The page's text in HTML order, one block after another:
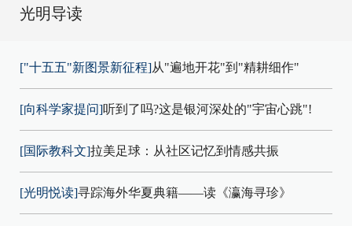
光明导读
["十五五"新图景新征程]从"遍地开花"到"精耕细作"
[向科学家提问]听到了吗?这是银河深处的"宇宙心跳"!
[国际教科文]拉美足球：从社区记忆到情感共振
[光明悦读]寻踪海外华夏典籍——读《瀛海寻珍》